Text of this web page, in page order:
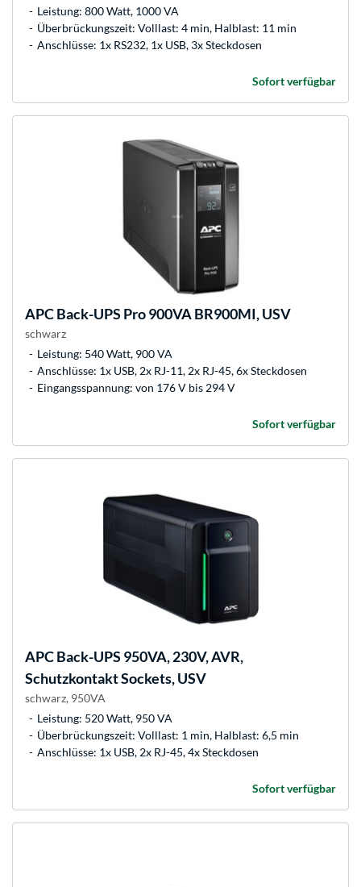
Leistung: 800 Watt, 1000 VA
Überbrückungszeit: Volllast: 4 min, Halblast: 11 min
Anschlüsse: 1x RS232, 1x USB, 3x Steckdosen
Sofort verfügbar
APCBack-UPS Pro 900VA BR900MI, USV
schwarz
Leistung: 540 Watt, 900 VA
Anschlüsse: 1x USB, 2x RJ-11, 2x RJ-45, 6x Steckdosen
Eingangsspannung: von 176 V bis 294 V
Sofort verfügbar
APCBack-UPS 950VA, 230V, AVR,
Schutzkontakt Sockets, USV
schwarz, 950VA
Leistung: 520 Watt, 950 VA
Überbrückungszeit: Volllast: 1 min, Halblast: 6,5 min
Anschlüsse: 1x USB, 2x RJ-45, 4x Steckdosen
Sofort verfügbar